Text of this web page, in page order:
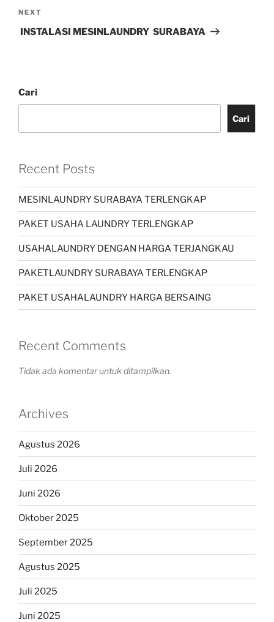
NEXT
INSTALASI MESINLAUNDRY SURABAYA
Cari
Cari
Recent Posts
MESINLAUNDRY SURABAYA TERLENGKAP
PAKET USAHA LAUNDRY TERLENGKAP
USAHALAUNDRY DENGAN HARGA TERJANGKAU
PAKETLAUNDRY SURABAYA TERLENGKAP
PAKET USAHALAUNDRY HARGA BERSAING
Recent Comments
Tidak ada komentar untuk ditampilkan.
Archives
Agustus 2026
Juli 2026
Juni 2026
Oktober 2025
September 2025
Agustus 2025
Juli 2025
Juni 2025